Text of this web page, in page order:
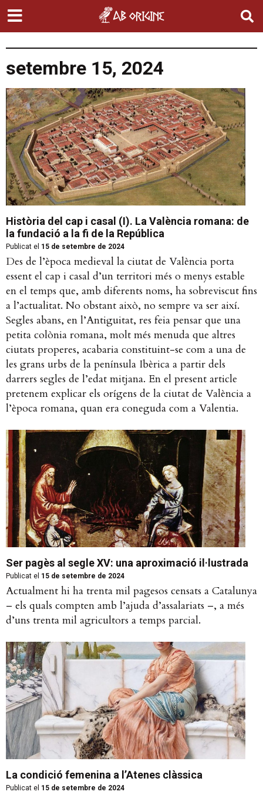
setembre 15, 2024
Història del cap i casal (I). La València romana: de
la fundació a la fi de la República
Publicat el 15 de setembre de 2024
Des de l’època medieval la ciutat de València porta
essent el cap i casal d’un territori més o menys estable
en el temps que, amb diferents noms, ha sobreviscut fins
a l’actualitat. No obstant això, no sempre va ser així.
Segles abans, en l’Antiguitat, res feia pensar que una
petita colònia romana, molt més menuda que altres
ciutats properes, acabaria constituint-se com a una de
les grans urbs de la península Ibèrica a partir dels
darrers segles de l’edat mitjana. En el present article
pretenem explicar els orígens de la ciutat de València a
l’època romana, quan era coneguda com a Valentia.
Ser pagès al segle XV: una aproximació il·lustrada
Publicat el 15 de setembre de 2024
Actualment hi ha trenta mil pagesos censats a Catalunya
– els quals compten amb l’ajuda d’assalariats –, a més
d’uns trenta mil agricultors a temps parcial.
La condició femenina a l’Atenes clàssica
Publicat el 15 de setembre de 2024